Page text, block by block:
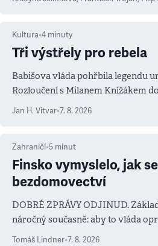
Kultura•4 minuty
Tři výstřely pro rebela
Babišova vláda pohřbila legendu
Rozloučení s Milanem Knížákem
salvy i kritika pokrokářů
Jan H. Vitvar•7. 8. 2026
Zahraničí•5 minut
Finsko vymyslelo, jak
bezdomovectví
DOBRÉ ZPRÁVY ODJINUD.
náročný současně: aby to vláda
prioritu
Tomáš Lindner•7. 8. 2026